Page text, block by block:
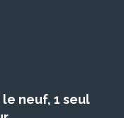
le neuf, 1 seul